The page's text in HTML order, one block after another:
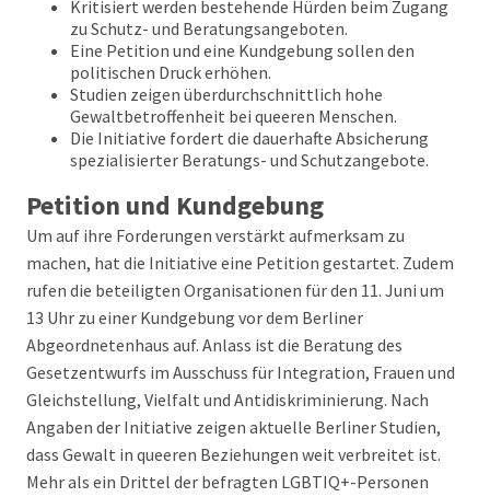
Kritisiert werden bestehende Hürden beim Zugang
zu Schutz- und Beratungsangeboten.
Eine Petition und eine Kundgebung sollen den
politischen Druck erhöhen.
Studien zeigen überdurchschnittlich hohe
Gewaltbetroffenheit bei queeren Menschen.
Die Initiative fordert die dauerhafte Absicherung
spezialisierter Beratungs- und Schutzangebote.
Petition und Kundgebung
Um auf ihre Forderungen verstärkt aufmerksam zu
machen, hat die Initiative eine Petition gestartet. Zudem
rufen die beteiligten Organisationen für den 11. Juni um
13 Uhr zu einer Kundgebung vor dem Berliner
Abgeordnetenhaus auf. Anlass ist die Beratung des
Gesetzentwurfs im Ausschuss für Integration, Frauen und
Gleichstellung, Vielfalt und Antidiskriminierung. Nach
Angaben der Initiative zeigen aktuelle Berliner Studien,
dass Gewalt in queeren Beziehungen weit verbreitet ist.
Mehr als ein Drittel der befragten LGBTIQ+-Personen